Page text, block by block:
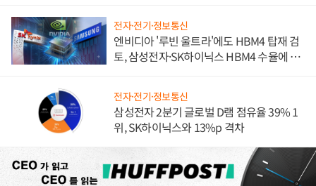
전자·전기·정보통신
엔비디아 '루빈 울트라'에도 HBM4 탑재 검
토, 삼성전자·SK하이닉스 HBM4 수율에 주
전자·전기·정보통신
삼성전자 2분기 글로벌 D램 점유율 39% 1
위, SK하이닉스와 13%p 격차